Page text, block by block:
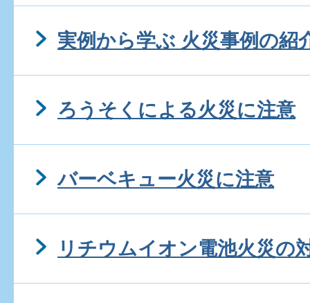
実例から学ぶ 火災事例の紹
ろうそくによる火災に注意
バーベキュー火災に注意
リチウムイオン電池火災の